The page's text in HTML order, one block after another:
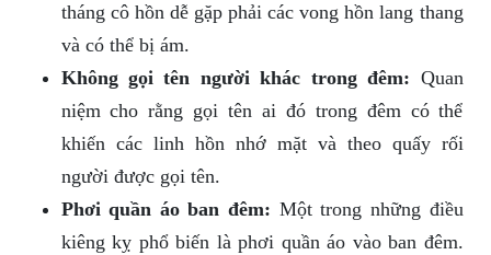
tháng cô hồn dễ gặp phải các vong hồn lang thang
và có thể bị ám.
Không gọi tên người khác trong đêm: Quan
niệm cho rằng gọi tên ai đó trong đêm có thể
khiến các linh hồn nhớ mặt và theo quấy rối
người được gọi tên.
Phơi quần áo ban đêm: Một trong những điều
kiêng kỵ phổ biến là phơi quần áo vào ban đêm.